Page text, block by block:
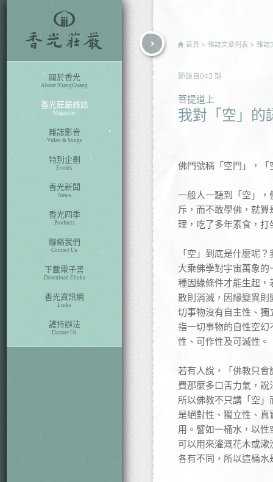
關於香光
About XiangGuang
香光莊嚴雜誌
Magazine
雜誌影音
Video & Songs
特別企劃
Events
香光新聞
News
香光四季
Products
聯絡我們
Contact Us
下載電子書
Download Eboks
香光資訊網
Links
護持辦法
Donate Us
首頁 雜誌文章列表 雜誌
節錄自 043 期
菩提道上
我對「空」的
佛門號稱「空門」，
一般人一聽到「空」
斥，而不敢學佛，就
理，吃了多年素食，
「空」到底是什麼呢
大乘佛學對宇宙萬象
種因緣條件才能生起
散則消滅，因緣變異
切事物沒有自主性、
指一切事物的自性空
性、可作性及可滅性。
若有人說，「佛教只
費那麼多口舌力氣，
所以佛教不只講「空
是絕對性、獨立性、
用。譬如一桶水，以
可以用來灌溉花木或
各有不同，所以這桶